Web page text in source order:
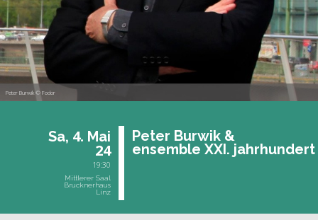
Peter Burwik © Fodor
Sa, 4. Mai
24
19:30
Mittlerer Saal
Brucknerhaus
Linz
Peter Bur­wik &
en­sem­ble XXI. jahr­hun­dert